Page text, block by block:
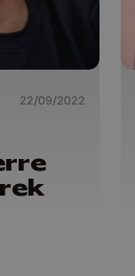
22/09/2022